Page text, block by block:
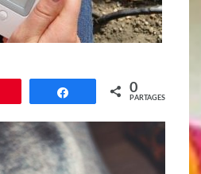
Partagez 0
PARTAGES